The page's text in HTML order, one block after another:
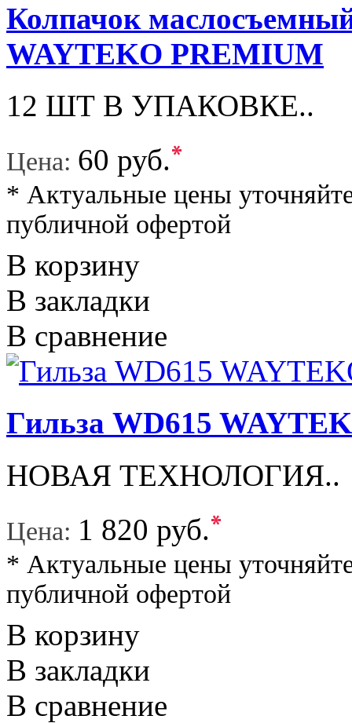
Колпачок
WAYTEKO PREMIUM
12 ШТ В УПАКОВКЕ..
Цена: 60 руб.*
* Актуальные цены
публичной офертой
В корзину
В закладки
В сравнение
Гильза WD615
НОВАЯ ТЕХНОЛОГИЯ..
Цена: 1 820 руб.*
* Актуальные цены
публичной офертой
В корзину
В закладки
В сравнение